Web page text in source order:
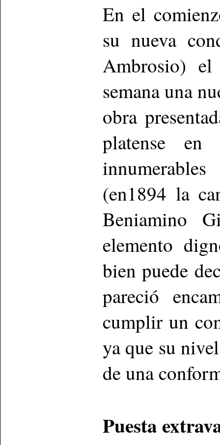
En el
su nueva
Ambrosio)
semana una
obra
platense
(en1894 la
Beniamino
elemento
bien puede
pareció
cumplir un
ya que su
de una
Puesta